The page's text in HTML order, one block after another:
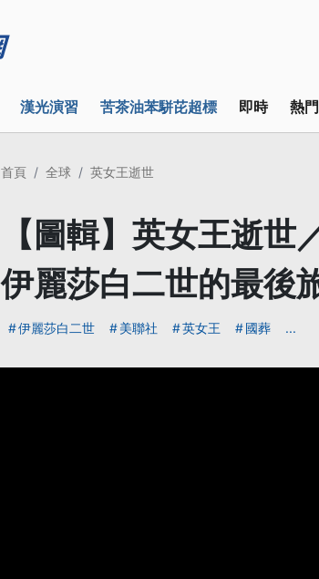
漢光演習 苦茶油苯駢芘超標 即時 熱
首頁 全球 英女王逝世
【圖輯】英女王逝
伊麗莎白二世的最後
伊麗莎白二世 美聯社 英女王 國葬 ...